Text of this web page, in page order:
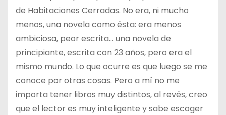
de Habitaciones Cerradas. No era, ni mucho
menos, una novela como ésta: era menos
ambiciosa, peor escrita… una novela de
principiante, escrita con 23 años, pero era el
mismo mundo. Lo que ocurre es que luego se me
conoce por otras cosas. Pero a mí no me
importa tener libros muy distintos, al revés, creo
que el lector es muy inteligente y sabe escoger